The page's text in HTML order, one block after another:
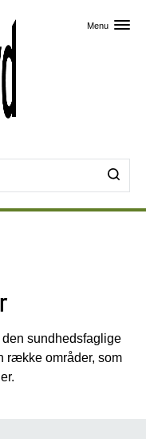
Menu
sundhedsfaglige
række områder, som